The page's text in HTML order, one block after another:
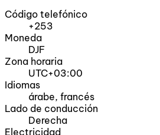
Código telefónico
+253
Moneda
DJF
Zona horaria
UTC+03:00
Idiomas
árabe, francés
Lado de conducción
Derecha
Electricidad